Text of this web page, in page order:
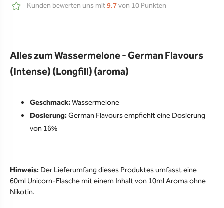
Kunden bewerten uns mit9.7von 10 Punkten
Alles zum Wassermelone - German Flavours
(Intense) (Longfill) (aroma)
Geschmack:Wassermelone
Dosierung:German Flavours empfiehlt eine Dosierung
von 16%
Hinweis: Der Lieferumfang dieses Produktes umfasst eine
60ml Unicorn-Flasche mit einem Inhalt von 10ml Aroma ohne
Nikotin.